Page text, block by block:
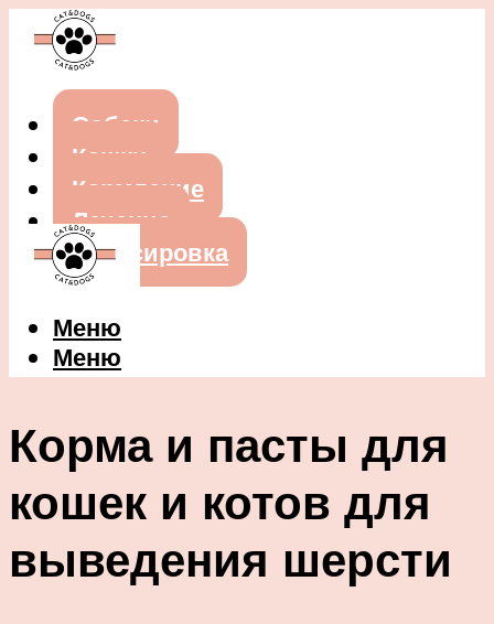
Собаки
Кошки
Кормление
Лечение
Дрессировка
Меню
Меню
Корма и пасты для
кошек и котов для
выведения шерсти